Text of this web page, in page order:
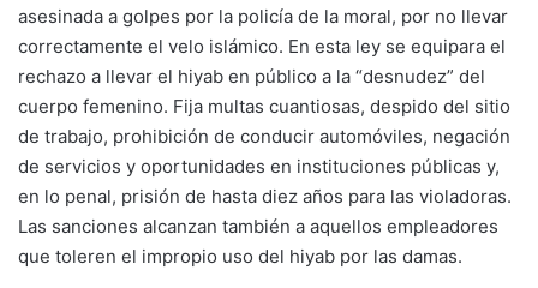
asesinada a golpes por la policía de la moral, por no llevar
correctamente el velo islámico. En esta ley se equipara el
rechazo a llevar el hiyab en público a la “desnudez” del
cuerpo femenino. Fija multas cuantiosas, despido del sitio
de trabajo, prohibición de conducir automóviles, negación
de servicios y oportunidades en instituciones públicas y,
en lo penal, prisión de hasta diez años para las violadoras.
Las sanciones alcanzan también a aquellos empleadores
que toleren el impropio uso del hiyab por las damas.